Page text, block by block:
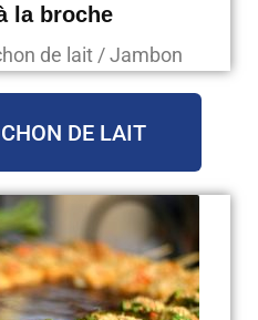
la broche
de lait / Jambon
DE LAIT